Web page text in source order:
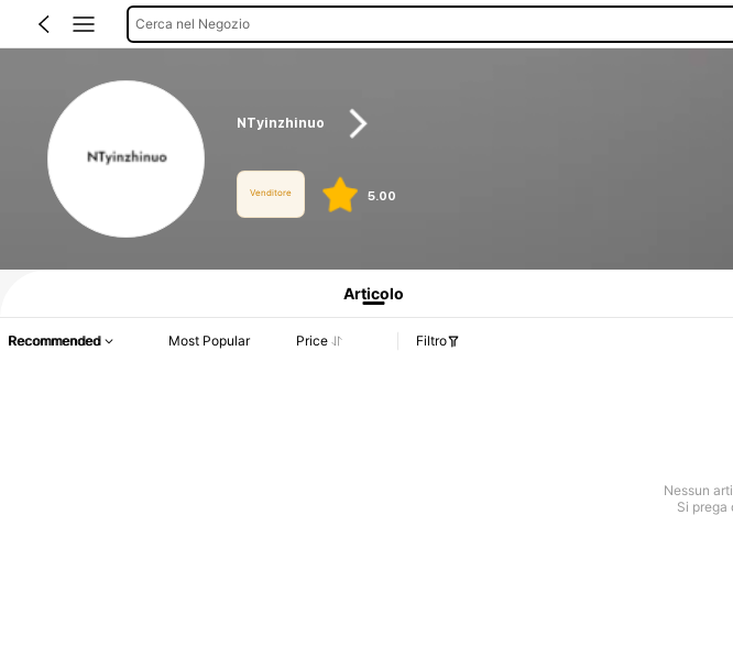
Cerca nel Negozio
NTyinzhinuo
Venditore 5.00
Informazioni sul prodotto: Comunicazione del prezzo, dettagli su vendite e disponibilità.
Articolo
Recommended Most Popular Price Filtro
Nessun
Si prega